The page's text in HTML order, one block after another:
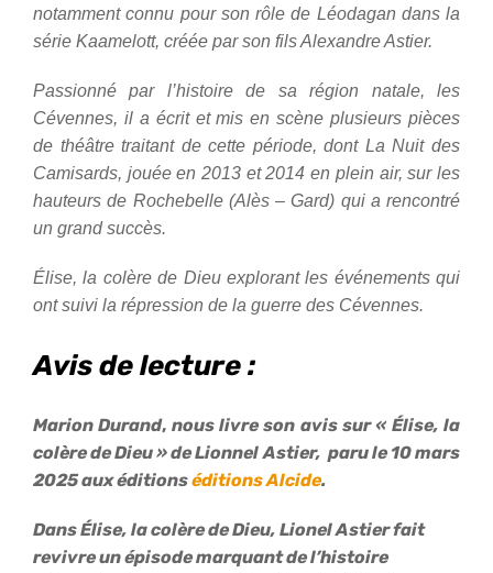
notamment connu pour son rôle de Léodagan dans la
série Kaamelott, créée par son fils Alexandre Astier.
Passionné par l’histoire de sa région natale, les
Cévennes, il a écrit et mis en scène plusieurs pièces
de théâtre traitant de cette période, dont La Nuit des
Camisards, jouée en 2013 et 2014 en plein air, sur les
hauteurs de Rochebelle (Alès – Gard) qui a rencontré
un grand succès.
Élise, la colère de Dieu explorant les événements qui
ont suivi la répression de la guerre des Cévennes.
Avis de lecture :
Marion Durand, nous livre son avis sur « Élise, la
colère de Dieu » de Lionnel Astier, paru le 10 mars
2025 aux éditionséditions Alcide.
Dans Élise, la colère de Dieu, Lionel Astier fait
revivre un épisode marquant de l’histoire